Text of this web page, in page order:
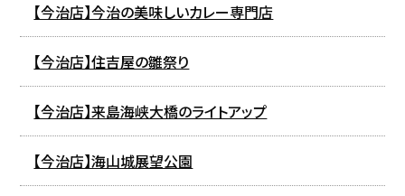
【今治店】今治の美味しいカレー専門店
【今治店】住吉屋の雛祭り
【今治店】来島海峡大橋のライトアップ
【今治店】海山城展望公園